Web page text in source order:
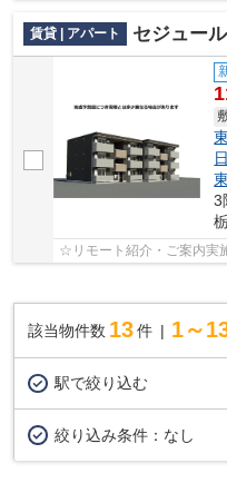
賃貸 | アパート セジュー
3
☆リモート紹介・ご案内実
該当物件数 13件 1～
駅で絞り込む
絞り込み条件： なし